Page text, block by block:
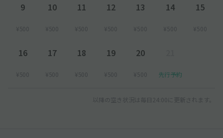
9
¥500
10
¥500
11
¥500
12
¥500
13
¥500
14
¥500
15
¥500
16
¥500
17
¥500
18
¥500
19
¥500
20
¥500 先行予約
以降の空き状況は毎日24:00に更新されます。